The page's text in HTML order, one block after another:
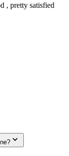
, pretty satisfied